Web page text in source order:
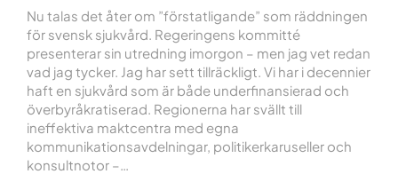
Nu talas det åter om ”förstatligande” som räddningen
för svensk sjukvård. Regeringens kommitté
presenterar sin utredning imorgon – men jag vet redan
vad jag tycker. Jag har sett tillräckligt. Vi har i decennier
haft en sjukvård som är både underfinansierad och
överbyråkratiserad. Regionerna har svällt till
ineffektiva maktcentra med egna
kommunikationsavdelningar, politikerkaruseller och
konsultnotor –…